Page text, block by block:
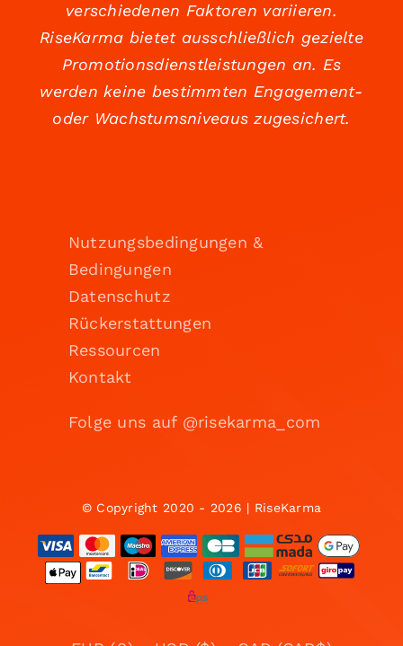
verschiedenen Faktoren variieren.
RiseKarma bietet ausschließlich gezielte
Promotionsdienstleistungen an. Es
werden keine bestimmten Engagement-
oder Wachstumsniveaus zugesichert.
Nutzungsbedingungen &
Bedingungen
Datenschutz
Rückerstattungen
Ressourcen
Kontakt
Folge uns auf @risekarma_com
© Copyright 2020 - 2026 | RiseKarma